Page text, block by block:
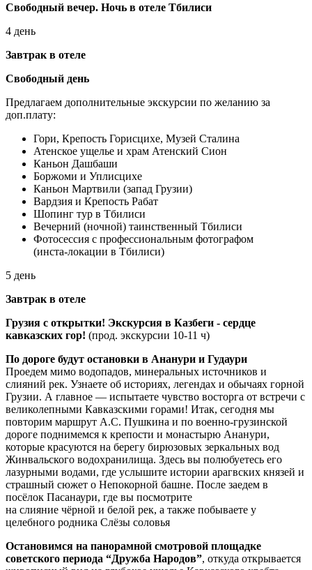
Свободный вечер. Ночь в отеле Тбилиси
4 день
Завтрак в отеле
Свободный день
Предлагаем дополнительные экскурсии по желанию за
доп.плату:
Гори, Крепость Горисцихе, Музей Сталина
Атенское ущелье и храм Атенский Сион
Каньон Дашбаши
Боржоми и Уплисцихе
Каньон Мартвили (запад Грузии)
Вардзия и Крепость Рабат
Шопинг тур в Тбилиси
Вечерний (ночной) таинственный Тбилиси
Фотосессия с профессиональным фотографом
(инста-локации в Тбилиси)
5 день
Завтрак в отеле
Грузия с открытки! Экскурсия в Казбеги - сердце
кавказских гор! (прод. экскурсии 10-11 ч)
По дороге будут остановки в Ананури и Гудаури
Проедем мимо водопадов, минеральных источников и
слияний рек. Узнаете об историях, легендах и обычаях горной
Грузии. А главное — испытаете чувство восторга от встречи с
великолепными Кавказскими горами! Итак, сегодня мы
повторим маршрут А.С. Пушкина и по военно-грузинской
дороге поднимемся к крепости и монастырю Ананури,
которые красуются на берегу бирюзовых зеркальных вод
Жинвальского водохранилища. Здесь вы полюбуетесь его
лазурными водами, где услышите истории арагвских князей и
страшный сюжет о Непокорной башне. После заедем в
посёлок Пасанаури, где вы посмотрите
на слияние чёрной и белой рек, а также побываете у
целебного родника Слёзы соловья
Остановимся на панорамной смотровой площадке
советского периода “Дружба Народов”, откуда открывается